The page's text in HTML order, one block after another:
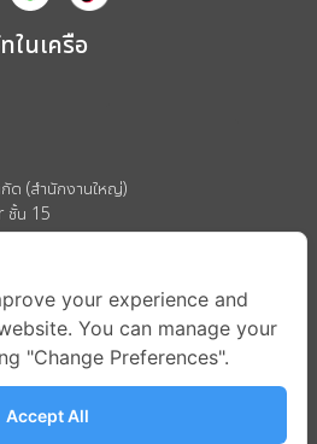
นเครือ
ด (สำนักงานใหญ่)
ชั้น 15
ขตปทุมวัน กรุงเทพมหานคร 10330
your experience and
You can manage your
"Change Preferences".
Accept All